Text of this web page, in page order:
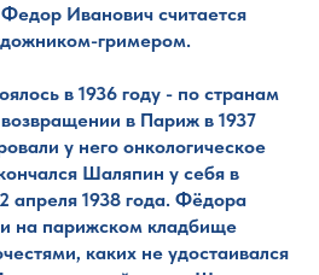
Иванович считается
гримером.
в 1936 году - по странам
в Париж в 1937
у него онкологическое
Шаляпин у себя в
апреля 1938 года. Фёдора
на парижском кладбище
каких не удостаивался